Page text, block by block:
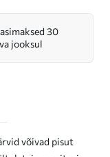
30
jooksul
võivad pisut